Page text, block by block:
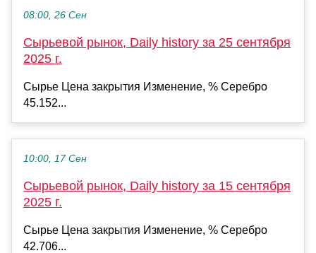
08:00, 26 Сен
Сырьевой рынок, Daily history за 25 сентября
2025 г.
Сырье Цена закрытия Изменение, % Серебро
45.152...
10:00, 17 Сен
Сырьевой рынок, Daily history за 15 сентября
2025 г.
Сырье Цена закрытия Изменение, % Серебро
42.706...